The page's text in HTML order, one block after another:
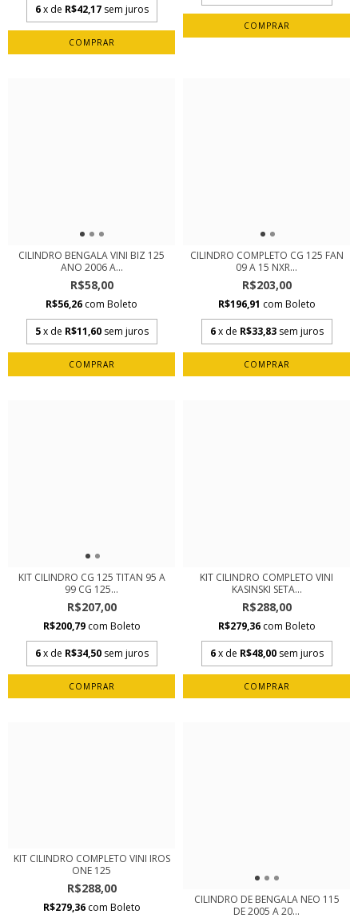
6 x de R$42,17 sem juros
CILINDRO BENGALA VINI BIZ 125
ANO 2006 A...
R$58,00
R$56,26 com Boleto
5 x de R$11,60 sem juros
CILINDRO COMPLETO CG 125 FAN
09 A 15 NXR...
R$203,00
R$196,91 com Boleto
6 x de R$33,83 sem juros
KIT CILINDRO CG 125 TITAN 95 A
99 CG 125...
R$207,00
R$200,79 com Boleto
6 x de R$34,50 sem juros
KIT CILINDRO COMPLETO VINI
KASINSKI SETA...
R$288,00
R$279,36 com Boleto
6 x de R$48,00 sem juros
KIT CILINDRO COMPLETO VINI IROS
ONE 125
R$288,00
R$279,36 com Boleto
CILINDRO DE BENGALA NEO 115
DE 2005 A 20...